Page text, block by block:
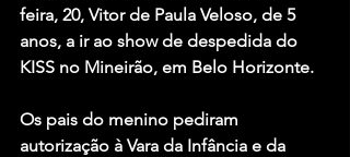
feira, 20, Vitor de Paula Veloso, de 5
anos, a ir ao show de despedida do
KISS no Mineirão, em Belo Horizonte.
Os pais do menino pediram
autorização à Vara da Infância e da